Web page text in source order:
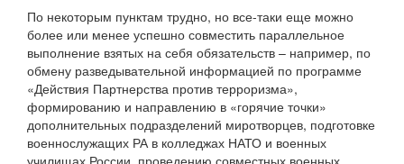
По некоторым пунктам трудно, но все-таки еще можно
более или менее успешно совместить параллельное
выполнение взятых на себя обязательств – например, по
обмену разведывательной информацией по программе
«Действия Партнерства против терроризма»,
формированию и направлению в «горячие точки»
дополнительных подразделений миротворцев, подготовке
военнослужащих РА в колледжах НАТО и военных